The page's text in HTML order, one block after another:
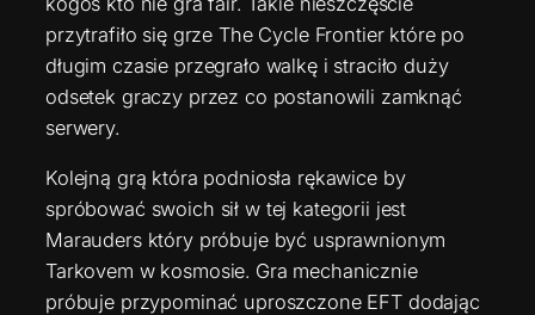
przytrafiło się grze The Cycle Frontier które po
długim czasie przegrało walkę i straciło duży
odsetek graczy przez co postanowili zamknąć
serwery.
Kolejną grą która podniosła rękawice by
spróbować swoich sił w tej kategorii jest
Marauders który próbuje być usprawnionym
Tarkovem w kosmosie. Gra mechanicznie
próbuje przypominać uproszczone EFT dodając